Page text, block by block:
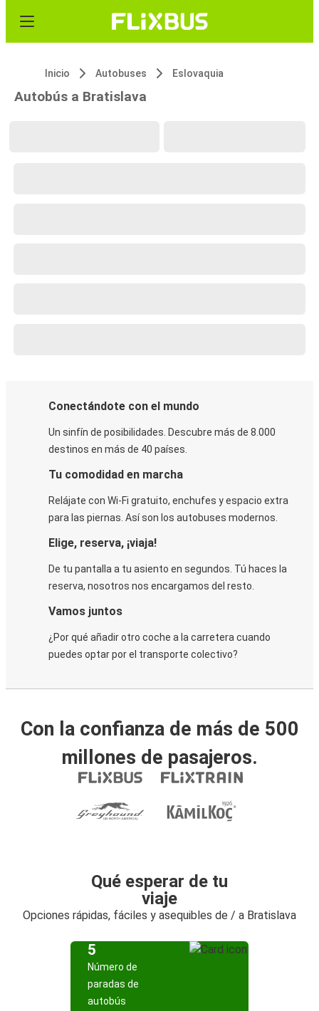
Inicio Autobuses Eslovaquia
Autobús a Bratislava
Conectándote con el mundo
Un sinfín de posibilidades. Descubre más de 8.000
destinos en más de 40 países.
Tu comodidad en marcha
Relájate con Wi-Fi gratuito, enchufes y espacio extra
para las piernas. Así son los autobuses modernos.
Elige, reserva, ¡viaja!
De tu pantalla a tu asiento en segundos. Tú haces la
reserva, nosotros nos encargamos del resto.
Vamos juntos
¿Por qué añadir otro coche a la carretera cuando
puedes optar por el transporte colectivo?
Con la confianza de más de 500
millones de pasajeros.
Qué esperar de tu
viaje
Opciones rápidas, fáciles y asequibles de / a Bratislava
5
Número de
paradas de
autobús